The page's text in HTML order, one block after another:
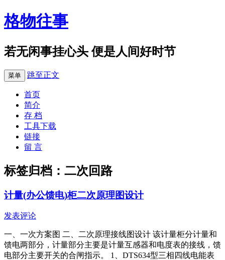
格物往事
若无闲事挂心头 便是人间好时节
菜单 跳至正文
首页
简介
存 档
工具下载
链接
留 言
标签归档： 二次回路
计量(办公馈电)柜二次原理图设计
发表评论
一、一次方案图 二、二次原理接线图设计 该计量柜分计量和
馈电两部分，计量部分主要是计量互感器和电度表的接线，馈
电部分主要开关的合闸指示。 1、DTS634型三相四线电能表